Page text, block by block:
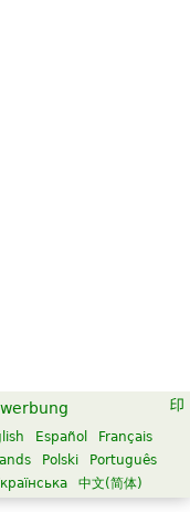
werbung
Español
Français
Polski
Português
中文(简体)